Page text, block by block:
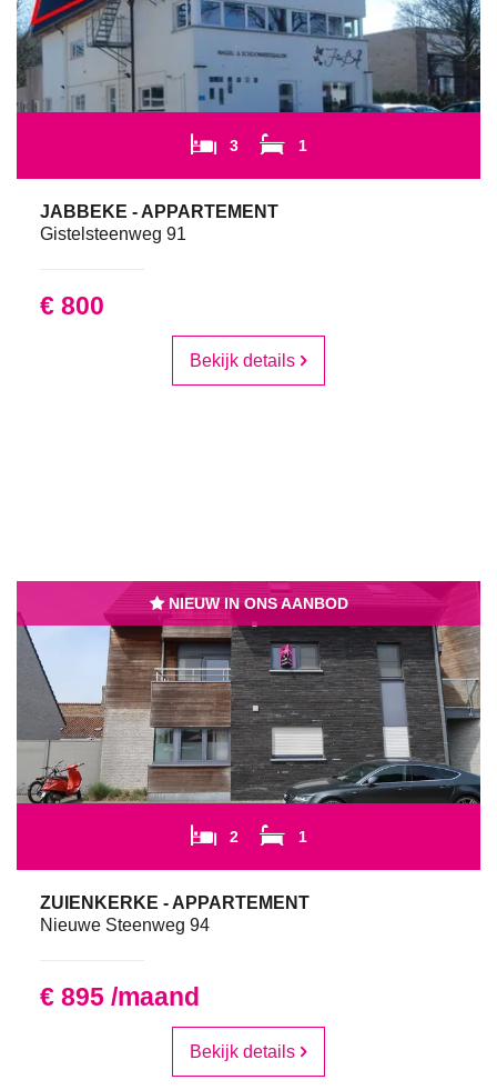
3 1
JABBEKE - APPARTEMENT
Gistelsteenweg 91
€ 800
Bekijk details
NIEUW IN ONS AANBOD
2 1
ZUIENKERKE - APPARTEMENT
Nieuwe Steenweg 94
€ 895 /maand
Bekijk details